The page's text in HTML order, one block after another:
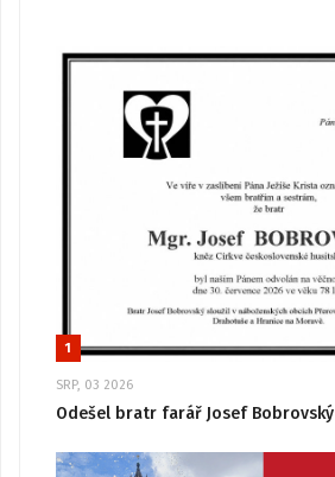
1
SRP, 03 2026
Odešel bratr farář Josef Bobrovský